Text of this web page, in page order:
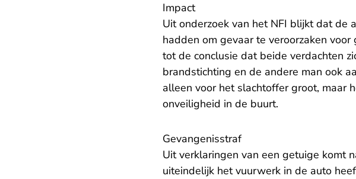
Impact
Uit onderzoek van het NFI blijkt dat de
hadden om gevaar te veroorzaken
tot de conclusie dat beide verdachten
brandstichting en de andere man ook
alleen voor het slachtoffer groot, maar
onveiligheid in de buurt.
Gevangenisstraf
Uit verklaringen van een getuige komt
uiteindelijk het vuurwerk in de auto